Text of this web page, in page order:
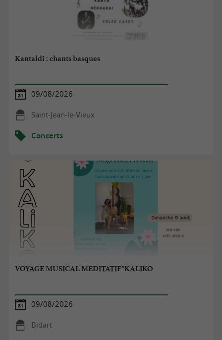
Kantaldi : chants basques
09/08/2026
Saint-Jean-le-Vieux
Concerts
VOYAGE MUSICAL MEDITATIF°KALIKO
09/08/2026
Bidart